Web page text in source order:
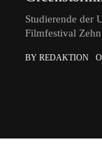
Studierende der
Filmfestival
BY REDAKTION